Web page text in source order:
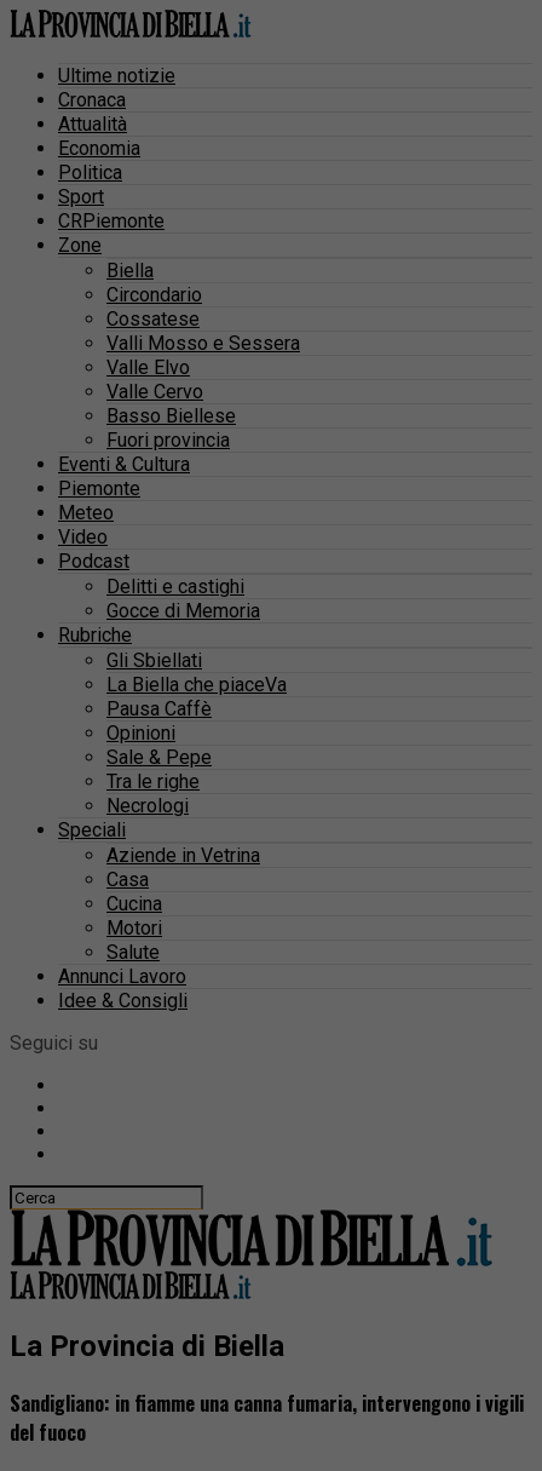
Ultime notizie
Cronaca
Attualità
Economia
Politica
Sport
CRPiemonte
Zone
Biella
Circondario
Cossatese
Valli Mosso e Sessera
Valle Elvo
Valle Cervo
Basso Biellese
Fuori provincia
Eventi & Cultura
Piemonte
Meteo
Video
Podcast
Delitti e castighi
Gocce di Memoria
Rubriche
Gli Sbiellati
La Biella che piaceVa
Pausa Caffè
Opinioni
Sale & Pepe
Tra le righe
Necrologi
Speciali
Aziende in Vetrina
Casa
Cucina
Motori
Salute
Annunci Lavoro
Idee & Consigli
Seguici su
La Provincia di Biella
Sandigliano: in fiamme una canna fumaria, intervengono i vigili
del fuoco